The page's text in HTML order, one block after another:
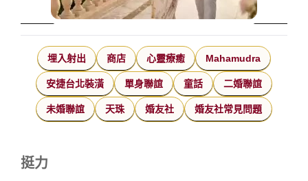
埋入射出 商店 心靈療癒 Mahamudra
安捷台北裝潢 單身聯誼 童話 二婚聯誼
未婚聯誼 天珠 婚友社 婚友社常見問題
挺力